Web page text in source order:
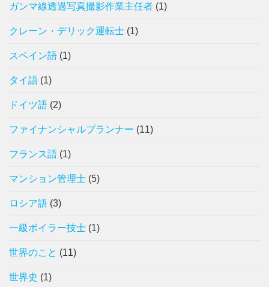
ガンマ線透過写真撮影作業主任者 (1)
クレーン・デリック運転士 (1)
スペイン語 (1)
タイ語 (1)
ドイツ語 (2)
ファイナンシャルプランナー (11)
フランス語 (1)
マンション管理士 (5)
ロシア語 (3)
一級ボイラー技士 (1)
世界のこと (11)
世界史 (1)